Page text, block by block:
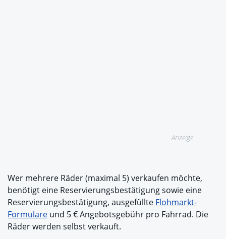
Anzeige
Wer mehrere Räder (maximal 5) verkaufen möchte,
benötigt eine Reservierungsbestätigung sowie eine
Reservierungsbestätigung, ausgefüllte Flohmarkt-
Formulare und 5 € Angebotsgebühr pro Fahrrad. Die
Räder werden selbst verkauft.